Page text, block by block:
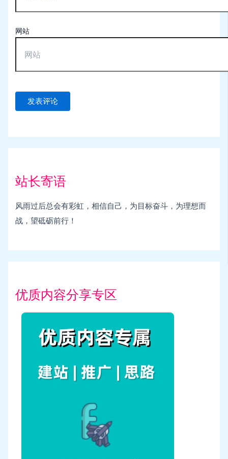
网站
站长寄语
风雨过后总会有彩虹，相信自己，为目标奋斗，为理想而
战，望砥砺前行！
优质内容分享专区